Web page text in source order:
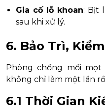
Gia cố lỗ khoan: Bịt
sau khi xử lý.
6. Bảo Trì,
Phòng chống mối
không chỉ làm một lần
6.1 Thời Gian